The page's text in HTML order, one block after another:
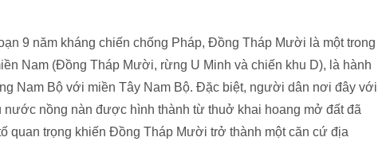
9 năm kháng chiến chống Pháp, Đồng Tháp Mười là một trong
Nam (Đồng Tháp Mười, rừng U Minh và chiến khu D), là hành
Nam Bộ với miền Tây Nam Bộ. Đặc biệt, người dân nơi đây với
nước nồng nàn được hình thành từ thuở khai hoang mở đất đã
quan trọng khiến Đồng Tháp Mười trở thành một căn cứ địa